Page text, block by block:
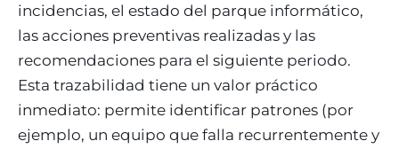
incidencias, el estado del parque informático,
las acciones preventivas realizadas y las
recomendaciones para el siguiente periodo.
Esta trazabilidad tiene un valor práctico
inmediato: permite identificar patrones (por
ejemplo, un equipo que falla recurrentemente y